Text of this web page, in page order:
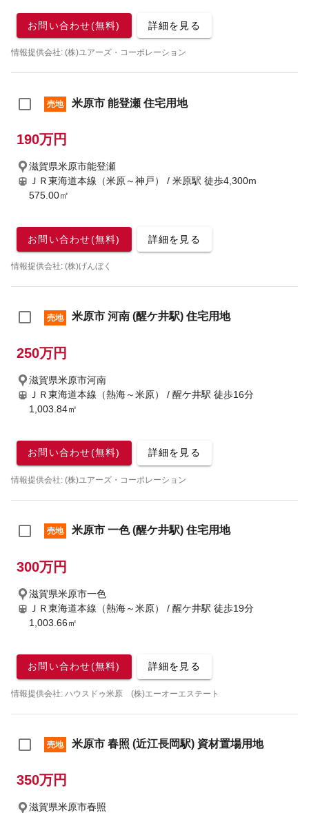
お問い合わせ(無料) 詳細を見る
情報提供会社: (株)ユアーズ・コーポレーション
売地 米原市 能登瀬 住宅用地
190万円
滋賀県米原市能登瀬
ＪＲ東海道本線（米原～神戸） / 米原駅 徒歩4,300m
575.00㎡
お問い合わせ(無料) 詳細を見る
情報提供会社: (株)げんぼく
売地 米原市 河南 (醒ケ井駅) 住宅用地
250万円
滋賀県米原市河南
ＪＲ東海道本線（熱海～米原） / 醒ケ井駅 徒歩16分
1,003.84㎡
お問い合わせ(無料) 詳細を見る
情報提供会社: (株)ユアーズ・コーポレーション
売地 米原市 一色 (醒ケ井駅) 住宅用地
300万円
滋賀県米原市一色
ＪＲ東海道本線（熱海～米原） / 醒ケ井駅 徒歩19分
1,003.66㎡
お問い合わせ(無料) 詳細を見る
情報提供会社: ハウスドゥ米原 (株)エーオーエステート
売地 米原市 春照 (近江長岡駅) 資材置場用地
350万円
滋賀県米原市春照